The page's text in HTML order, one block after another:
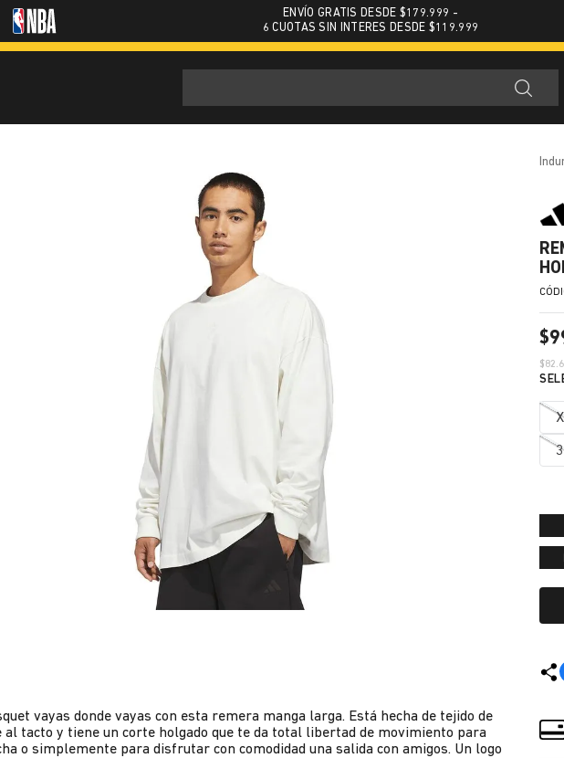
ENVÍO GRATIS DESDE $179.999 -
6 CUOTAS SIN INTERES DESDE $119.999
vayas donde vayas con esta remera manga larga. Está hecha de tejido de
al tacto y tiene un corte holgado que te da total libertad de movimiento para
o simplemente para disfrutar con comodidad una salida con amigos. Un logo
$
$